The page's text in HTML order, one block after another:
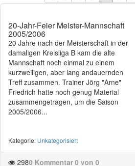
20-Jahr-Feier Meister-Mannschaft
2005/2006
20 Jahre nach der Meisterschaft in der
damaligen Kreisliga B kam die alte
Mannschaft noch einmal zu einem
kurzweiligen, aber lang andauernden
Treff zusammen. Trainer Jörg "Arne"
Friedrich hatte noch genug Material
zusammengetragen, um die Saison
2005/2006...
Kategorie: Unkategorisiert
2980 Kommentar 0 von 0